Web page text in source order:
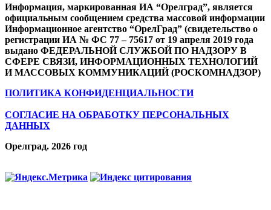
Информация, маркированная ИА “Орелград”, является
официальным сообщением средства массовой информации
Информационное агентство “ОрелГрад” (свидетельство о
регистрации ИА № ФС 77 – 75617 от 19 апреля 2019 года
выдано ФЕДЕРАЛЬНОЙ СЛУЖБОЙ ПО НАДЗОРУ В
СФЕРЕ СВЯЗИ, ИНФОРМАЦИОННЫХ ТЕХНОЛОГИЙ
И МАССОВЫХ КОММУНИКАЦИЙ (РОСКОМНАДЗОР)
ПОЛИТИКА КОНФИДЕНЦИАЛЬНОСТИ
СОГЛАСИЕ НА ОБРАБОТКУ ПЕРСОНАЛЬНЫХ
ДАННЫХ
Орелград. 2026 год